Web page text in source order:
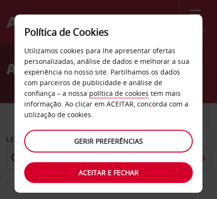
Menu
Welcome
AvisAluguer de carros Latrobe
CARRO
LEVANTAR EM
Escolher uma estação de devolução diferente
Política de Cookies
Utilizamos cookies para lhe apresentar ofertas
personalizadas, análise de dados e melhorar a sua
experiência no nosso site. Partilhamos os dados
com parceiros de publicidade e análise de
confiança – a nossa política de cookies tem mais
informação. Ao clicar em ACEITAR, concorda com a
utilização de cookies.
GERIR PREFERÊNCIAS
ACEITAR E FECHAR